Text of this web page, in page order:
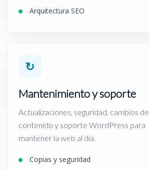
Arquitectura SEO
↻
Mantenimiento y soporte
Actualizaciones, seguridad, cambios de
contenido y soporte WordPress para
mantener la web al día.
Copias y seguridad